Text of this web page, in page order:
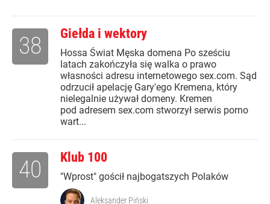
Giełda i wektory
Hossa Świat Męska domena Po sześciu
latach zakończyła się walka o prawo
własności adresu internetowego sex.com. Sąd
odrzucił apelację Gary'ego Kremena, który
nielegalnie używał domeny. Kremen
pod adresem sex.com stworzył serwis porno
wart...
38
Klub 100
"Wprost" gościł najbogatszych Polaków
40
Aleksander Piński